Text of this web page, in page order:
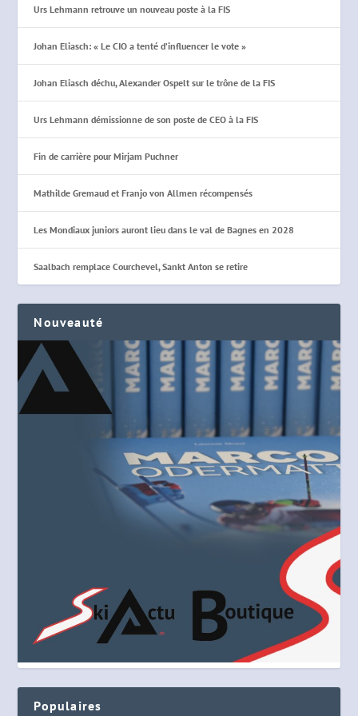
Urs Lehmann retrouve un nouveau poste à la FIS
Johan Eliasch: « Le CIO a tenté d’influencer le vote »
Johan Eliasch déchu, Alexander Ospelt sur le trône de la FIS
Urs Lehmann démissionne de son poste de CEO à la FIS
Fin de carrière pour Mirjam Puchner
Mathilde Gremaud et Franjo von Allmen récompensés
Les Mondiaux juniors auront lieu dans le val de Bagnes en 2028
Saalbach remplace Courchevel, Sankt Anton se retire
Nouveauté
Populaires